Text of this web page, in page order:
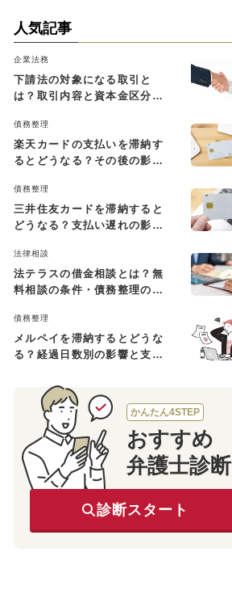
人気記事
企業法務
下請法の対象になる取引と
は？取引内容と資本金区分に
債務整理
楽天カードの支払いを滞納す
るとどうなる？その後の影響
債務整理
三井住友カードを滞納すると
どうなる？支払い遅れの影響
法律相談
法テラスの借金相談とは？無
料相談の条件・債務整理の費
債務整理
メルペイを滞納するとどうな
る？経過日数別の影響と支払
かんたん4STEP
おすすめ
弁護士診断
診断スタート